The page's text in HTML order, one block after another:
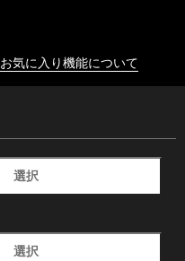
お気に入り機能について
選択
選択